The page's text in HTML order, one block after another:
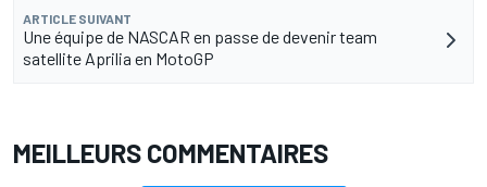
ARTICLE SUIVANT
Une équipe de NASCAR en passe de devenir team
satellite Aprilia en MotoGP
MEILLEURS COMMENTAIRES